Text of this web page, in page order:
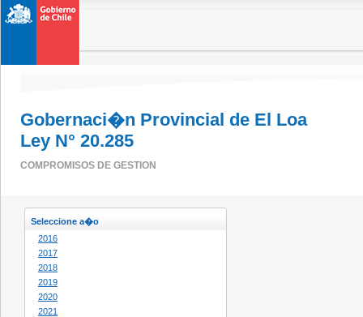
Gobernaci�n Provincial de El Loa
Ley N° 20.285
COMPROMISOS DE GESTION
Seleccione a�o
2016
2017
2018
2019
2020
2021